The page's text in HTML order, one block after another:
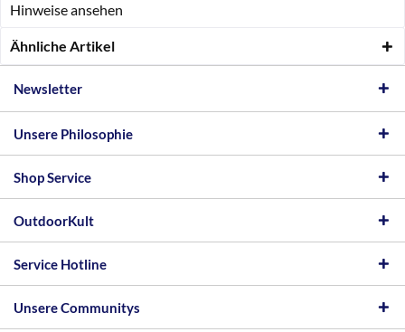
Hinweise ansehen
Ähnliche Artikel
Newsletter
Unsere Philosophie
Shop Service
OutdoorKult
Service Hotline
Unsere Communitys